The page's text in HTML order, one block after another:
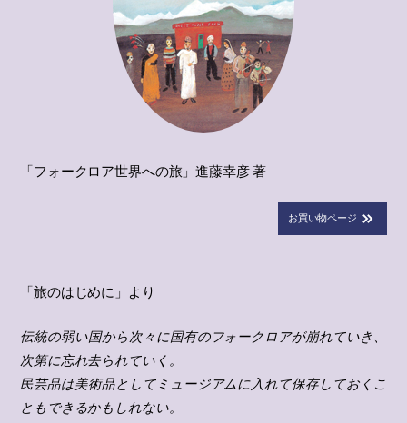
「フォークロア世界への旅」進藤幸彦 著
お買い物ページ
「旅のはじめに」より
伝統の弱い国から次々に国有のフォークロアが崩れていき、
次第に忘れ去られていく。
民芸品は美術品としてミュージアムに入れて保存しておくこ
ともできるかもしれない。